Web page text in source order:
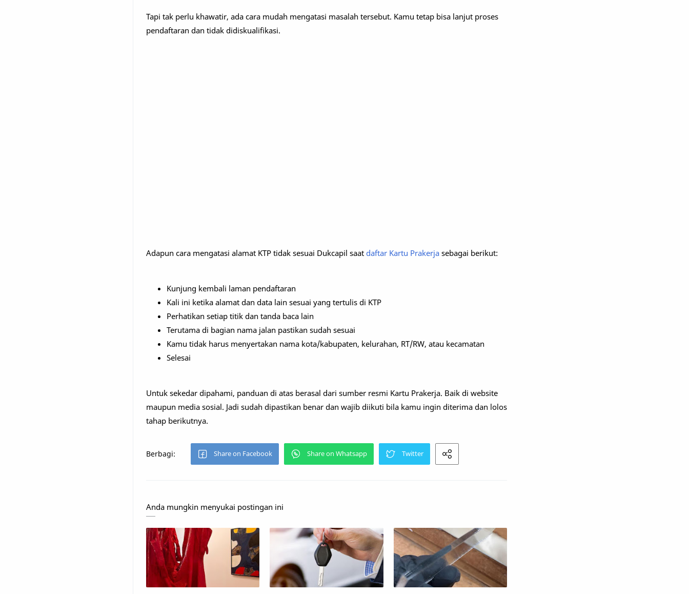
Tapi tak perlu khawatir, ada cara mudah mengatasi masalah tersebut. Kamu tetap bisa lanjut proses
pendaftaran dan tidak didiskualifikasi.
Adapun cara mengatasi alamat KTP tidak sesuai Dukcapil saat daftar Kartu Prakerja sebagai berikut:
Kunjung kembali laman pendaftaran
Kali ini ketika alamat dan data lain sesuai yang tertulis di KTP
Perhatikan setiap titik dan tanda baca lain
Terutama di bagian nama jalan pastikan sudah sesuai
Kamu tidak harus menyertakan nama kota/kabupaten, kelurahan, RT/RW, atau kecamatan
Selesai
Untuk sekedar dipahami, panduan di atas berasal dari sumber resmi Kartu Prakerja. Baik di website
maupun media sosial. Jadi sudah dipastikan benar dan wajib diikuti bila kamu ingin diterima dan lolos
tahap berikutnya.
Anda mungkin menyukai postingan ini